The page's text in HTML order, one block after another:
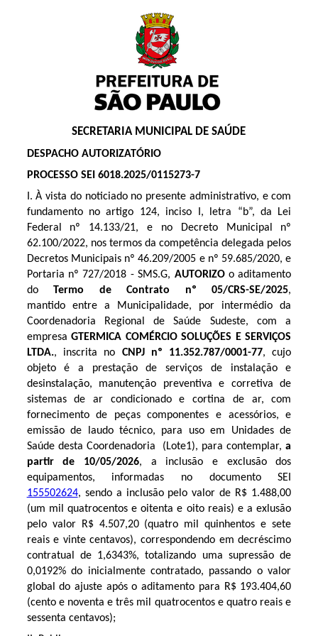
SECRETARIA MUNICIPAL DE SAÚDE
DESPACHO AUTORIZATÓRIO
PROCESSO SEI 6018.2025/0115273-7
I. À vista do noticiado no presente administrativo, e com
fundamento no artigo 124, inciso I, letra “b”, da Lei
Federal nº 14.133/21, e no Decreto Municipal nº
62.100/2022, nos termos da competência delegada pelos
Decretos Municipais nº 46.209/2005 e nº 59.685/2020, e
Portaria nº 727/2018 - SMS.G, AUTORIZOo aditamento
doTermo de Contrato nº05/CRS-SE/2025,
mantido entre a Municipalidade, por intermédio da
Coordenadoria Regional de Saúde Sudeste, com a
empresaGTERMICA COMÉRCIO SOLUÇÕES E SERVIÇOS
LTDA., inscrita no CNPJ nº 11.352.787/0001-77, cujo
objeto é a prestação de serviços de instalação e
desinstalação, manutenção preventiva e corretiva de
sistemas de ar condicionado e cortina de ar, com
fornecimento de peças componentes e acessórios, e
emissão de laudo técnico, para uso em Unidades de
Saúde desta Coordenadoria (Lote1), para contemplar,a
partir de 10/05/2026, a inclusão e exclusão dos
equipamentos, informadas no documento SEI
155502624, sendo a inclusão pelo valor de R$ 1.488,00
(um mil quatrocentos e oitenta e oito reais) e a exlusão
pelo valor R$ 4.507,20 (quatro mil quinhentos e sete
reais e vinte centavos), correspondendo em decréscimo
contratual de 1,6343%, totalizando uma supressão de
0,0192% do inicialmente contratado, passando o valor
global do ajuste após o aditamento para R$ 193.404,60
(cento e noventa e três mil quatrocentos e quatro reais e
sessenta centavos);